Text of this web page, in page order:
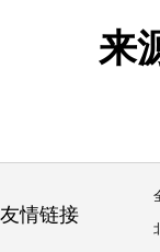
来
友情链接